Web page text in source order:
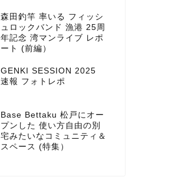
森田釣竿 率いる フィッシ
ュロックバンド 漁港 25周
年記念 湾マンライブ レポ
ート (前編）
GENKI SESSION 2025
速報 フォトレポ
Base Bettaku 松戸にオー
プンした 使い方自由の別
宅みたいなコミュニティ＆
スペース (特集）